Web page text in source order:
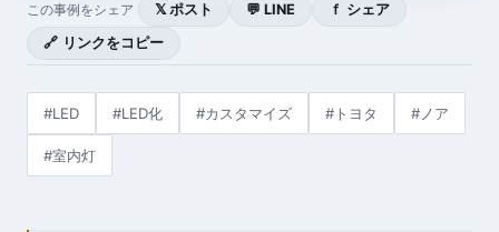
この事例をシェア 𝕏 ポスト 💬 LINE
ｆ シェア
🔗 リンクをコピー
#LED #LED化 #カスタマイズ #トヨタ #ノア
#室内灯